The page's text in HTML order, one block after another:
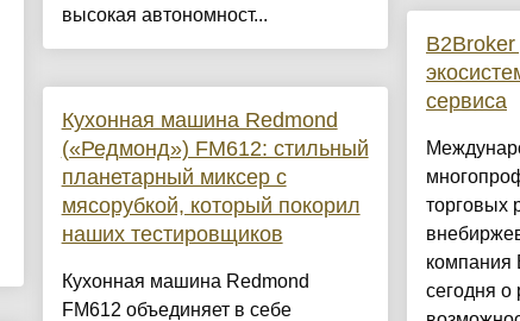
высокая автономност...
Кухонная машина Redmond
(«Редмонд») FM612: стильный
планетарный миксер с
мясорубкой, который покорил
наших тестировщиков
Кухонная машина Redmond
FM612 объединяет в себе
сервиса
торговых
компания
сегодня